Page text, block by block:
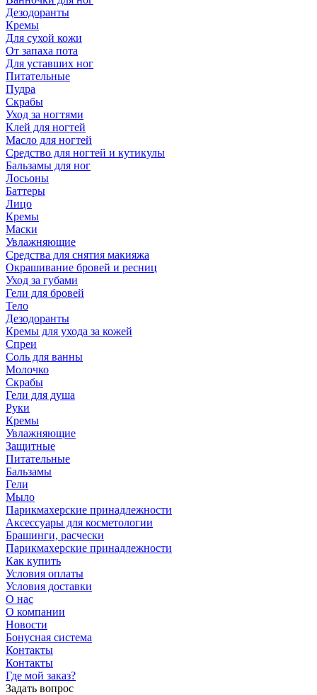
Дезодоранты
Кремы
Для сухой кожи
От запаха пота
Для уставших ног
Питательные
Пудра
Скрабы
Уход за ногтями
Клей для ногтей
Масло для ногтей
Средство для ногтей и кутикулы
Бальзамы для ног
Лосьоны
Баттеры
Лицо
Кремы
Маски
Увлажняющие
Средства для снятия макияжа
Окрашивание бровей и ресниц
Уход за губами
Гели для бровей
Тело
Дезодоранты
Кремы для ухода за кожей
Спреи
Соль для ванны
Молочко
Скрабы
Гели для душа
Руки
Кремы
Увлажняющие
Защитные
Питательные
Бальзамы
Гели
Мыло
Парикмахерские принадлежности
Аксессуары для косметологии
Брашинги, расчески
Парикмахерские принадлежности
Как купить
Условия оплаты
Условия доставки
О нас
О компании
Новости
Бонусная система
Контакты
Контакты
Где мой заказ?
Задать вопрос